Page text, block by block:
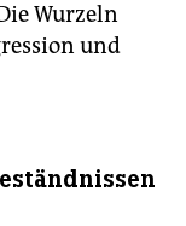
Wurzeln
und